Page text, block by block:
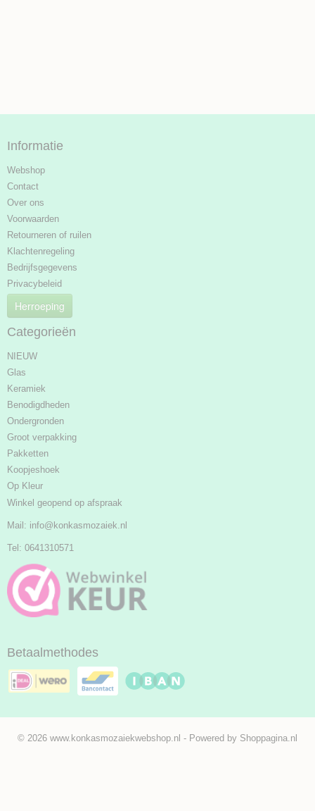
Informatie
Webshop
Contact
Over ons
Voorwaarden
Retourneren of ruilen
Klachtenregeling
Bedrijfsgegevens
Privacybeleid
Herroeping
Categorieën
NIEUW
Glas
Keramiek
Benodigdheden
Ondergronden
Groot verpakking
Pakketten
Koopjeshoek
Op Kleur
Winkel geopend op afspraak
Mail: info@konkasmozaiek.nl
Tel: 0641310571
Betaalmethodes
© 2026 www.konkasmozaiekwebshop.nl - Powered by Shoppagina.nl